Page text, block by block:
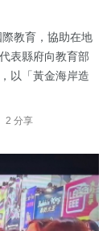
際教育，協助在地
表縣府向教育部
以「黃金海岸造
2 分享